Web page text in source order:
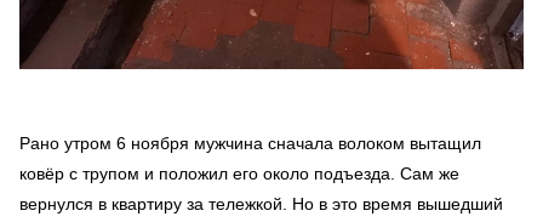
Рано утром 6 ноября мужчина сначала волоком вытащил
ковёр с трупом и положил его около подъезда. Сам же
вернулся в квартиру за тележкой. Но в это время вышедший